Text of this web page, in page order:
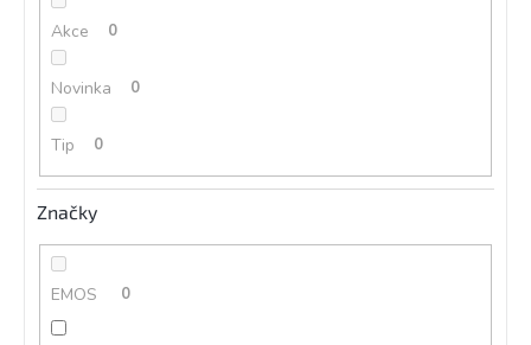
Akce 0
Novinka 0
Tip 0
Značky
EMOS 0